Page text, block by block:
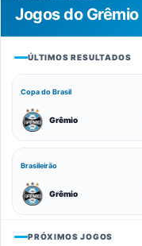
Jogos do Grêmio
ÚLTIMOS RESULTADOS
Copa do Brasil
Grêmio
Brasileirão
Grêmio
PRÓXIMOS JOGOS